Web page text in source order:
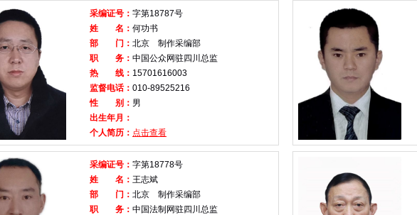
采编证号： 字第18787号
姓 名： 何功书
部 门： 北京 制作采编部
职 务： 中国公众网驻四川总监
热 线： 15701616003
监督电话： 010-89525216
性 别： 男
出生年月：
个人简历： 点击查看
采编证号： 字第18778号
姓 名： 王志斌
部 门： 北京 制作采编部
职 务： 中国法制网驻四川总监